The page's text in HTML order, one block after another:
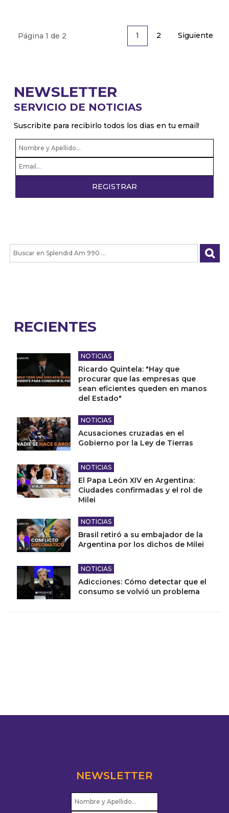
1 2 Siguiente
Página 1 de 2
NEWSLETTER
SERVICIO DE NOTICIAS
Suscribite para recibirlo todos los dias en tu email!
RECIENTES
NOTICIAS
Ricardo Quintela: "Hay que
procurar que las empresas que
sean eficientes queden en manos
del Estado"
NOTICIAS
Acusaciones cruzadas en el
Gobierno por la Ley de Tierras
NOTICIAS
El Papa León XIV en Argentina:
Ciudades confirmadas y el rol de
Milei
NOTICIAS
Brasil retiró a su embajador de la
Argentina por los dichos de Milei
NOTICIAS
Adicciones: Cómo detectar que el
consumo se volvió un problema
NEWSLETTER